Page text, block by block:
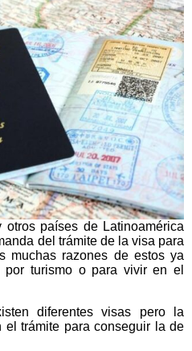
países de Latinoamérica
del trámite de la visa para
muchas razones de estos ya
por turismo o para vivir en el
diferentes visas pero la
el trámite para conseguir la de